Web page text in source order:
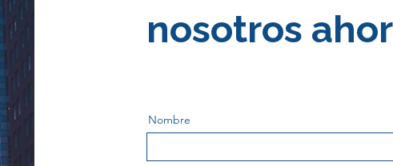
nosotros
Nombre